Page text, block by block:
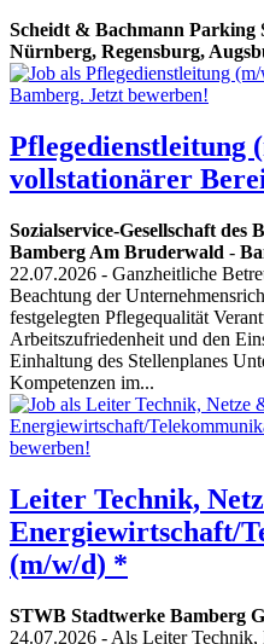
Scheidt & Bachmann Parking
Nürnberg, Regensburg,
Pflegedienstleitung
vollstationärer
Sozialservice-Gesellschaft
Bamberg Am Bruderwald -
22.07.2026 - Ganzheitliche
Beachtung der
festgelegten Pflegequalität
Arbeitszufriedenheit und den
Einhaltung des Stellenplanes
Kompetenzen im...
Leiter Technik,
Energiewirtschaft/
(m/w/d) *
STWB Stadtwerke Bamberg
24.07.2026 - Als Leiter